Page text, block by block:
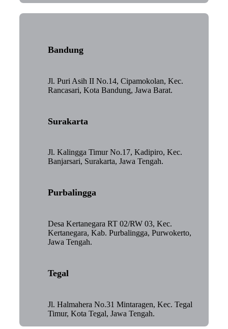
Bandung
Jl. Puri Asih II No.14, Cipamokolan, Kec.
Rancasari, Kota Bandung, Jawa Barat.
Surakarta
Jl. Kalingga Timur No.17, Kadipiro, Kec.
Banjarsari, Surakarta, Jawa Tengah.
Purbalingga
Desa Kertanegara RT 02/RW 03, Kec.
Kertanegara, Kab. Purbalingga, Purwokerto,
Jawa Tengah.
Tegal
Jl. Halmahera No.31 Mintaragen, Kec. Tegal
Timur, Kota Tegal, Jawa Tengah.